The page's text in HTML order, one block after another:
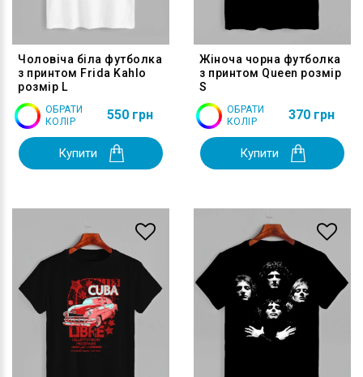
Чоловіча біла футболка
з принтом Frida Kahlo
розмір L
ОБРАТИ
КОЛІР
550 грн
Купити
Жіноча чорна футболка
з принтом Queen розмір
S
ОБРАТИ
КОЛІР
370 грн
Купити